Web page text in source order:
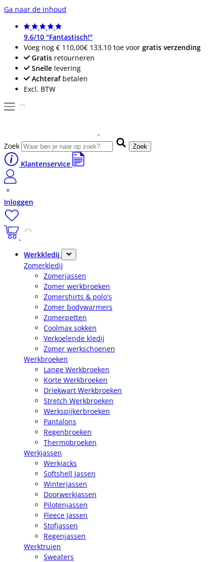
Ga naar de inhoud
9.6/10 "Fantastisch!"
Voeg nog € 110,00€ 133,10 toe voor gratis verzending
Gratis retourneren
Snelle levering
Achterafbetalen
Excl. BTW
Zoek Zoek
Klantenservice
Inloggen
Werkkledij
Zomerkledij
Zomerjassen
Zomer werkbroeken
Zomershirts & polo's
Zomer bodywarmers
Zomerpetten
Coolmax sokken
Verkoelende kledij
Zomer werkschoenen
Werkbroeken
Lange Werkbroeken
Korte Werkbroeken
Driekwart Werkbroeken
Stretch Werkbroeken
Werkspijkerbroeken
Pantalons
Regenbroeken
Thermobroeken
Werkjassen
Werkjacks
Softshell Jassen
Winterjassen
Doorwerkjassen
Pilotenjassen
Fleece Jassen
Stofjassen
Regenjassen
Werktruien
Sweaters